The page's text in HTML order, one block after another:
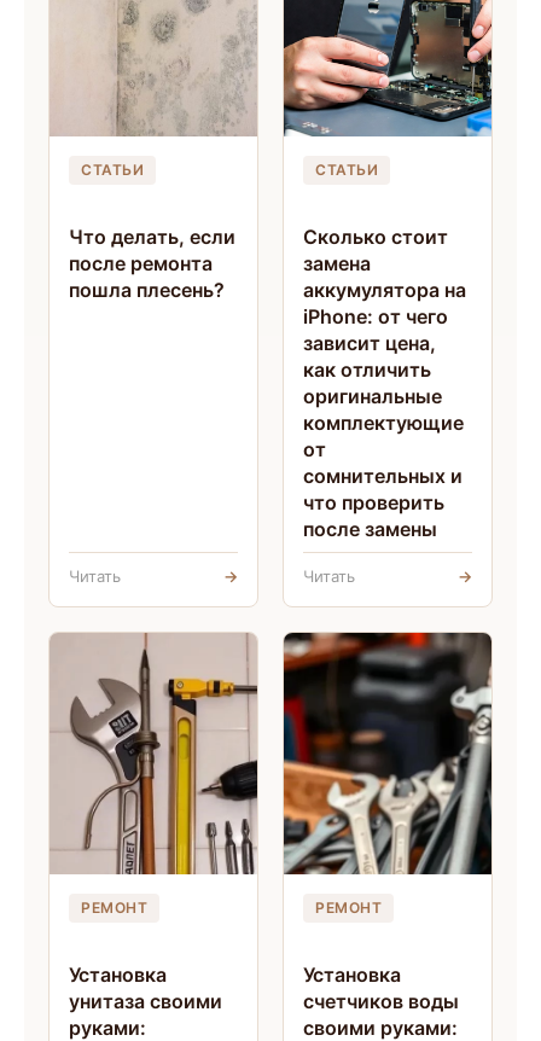
СТАТЬИ
Что делать, если
после ремонта
пошла плесень?
Читать →
СТАТЬИ
Сколько стоит
замена
аккумулятора на
iPhone: от чего
зависит цена,
как отличить
оригинальные
комплектующие
от
сомнительных и
что проверить
после замены
Читать →
РЕМОНТ
Установка
унитаза своими
руками:
РЕМОНТ
Установка
счетчиков воды
своими руками: